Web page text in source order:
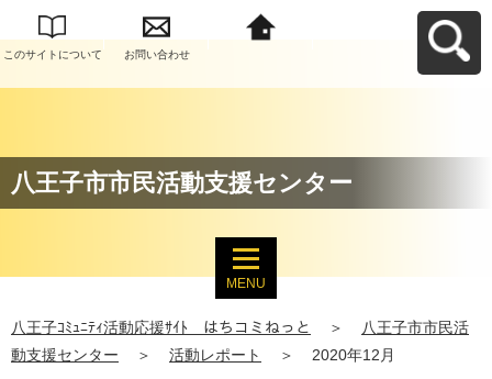
このサイトについて お問い合わせ
八王子市市民活動支援センター
MENU
八王子ｺﾐｭﾆﾃｨ活動応援ｻｲﾄ はちコミねっと ＞
八王子市市民活
動支援センター
＞ 活動レポート ＞ 2020年12月